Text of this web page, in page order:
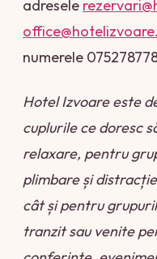
adresele
numerele
Hotel Izvoare este
cuplurile ce doresc
relaxare, pentru
plimbare și
cât și pentru
tranzit sau venite